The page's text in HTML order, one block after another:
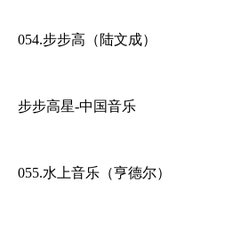
054.步步高（陆文成）
步步高星-中国音乐
055.水上音乐（亨德尔）